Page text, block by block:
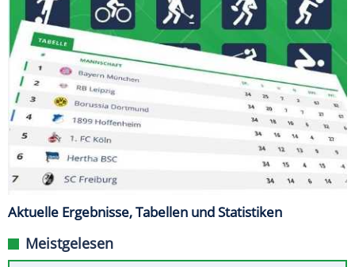
Aktuelle Ergebnisse, Tabellen und Statistiken
Meistgelesen